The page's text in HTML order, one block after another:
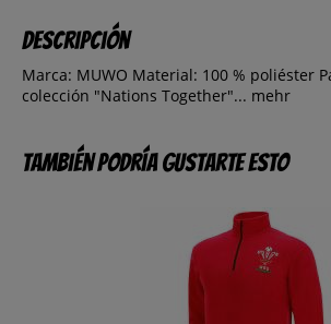
Descripción
Marca: MUWO Material: 100 % poliéster
colección "Nations Together"... mehr
También podría gustarte esto